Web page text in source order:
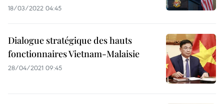
18/03/2022 04:45
Dialogue stratégique des hauts
fonctionnaires Vietnam-Malaisie
28/04/2021 09:45